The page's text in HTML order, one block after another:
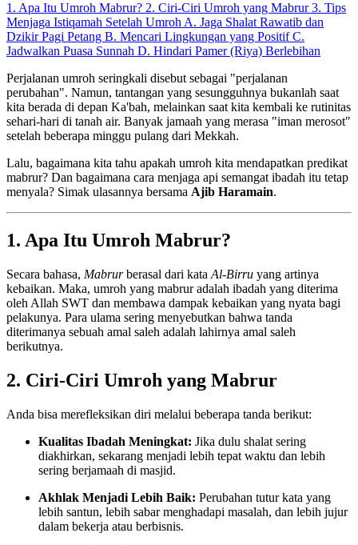
1. Apa Itu Umroh Mabrur? 2. Ciri-Ciri Umroh yang Mabrur3. Tips
Menjaga Istiqamah Setelah Umroh A. Jaga Shalat Rawatib dan
Dzikir Pagi Petang B. Mencari Lingkungan yang PositifC.
Jadwalkan Puasa Sunnah D. Hindari Pamer (Riya) Berlebihan
Perjalanan umroh seringkali disebut sebagai "perjalanan
perubahan". Namun, tantangan yang sesungguhnya bukanlah saat
kita berada di depan Ka'bah, melainkan saat kita kembali ke rutinitas
sehari-hari di tanah air. Banyak jamaah yang merasa "iman merosot"
setelah beberapa minggu pulang dari Mekkah.
Lalu, bagaimana kita tahu apakah umroh kita mendapatkan predikat
mabrur? Dan bagaimana cara menjaga api semangat ibadah itu tetap
menyala? Simak ulasannya bersama Ajib Haramain.
1. Apa Itu Umroh Mabrur?
Secara bahasa, Mabrurberasal dari kata Al-Birru yang artinya
kebaikan. Maka, umroh yang mabrur adalah ibadah yang diterima
oleh Allah SWT dan membawa dampak kebaikan yang nyata bagi
pelakunya. Para ulama sering menyebutkan bahwa tanda
diterimanya sebuah amal saleh adalah lahirnya amal saleh
berikutnya.
2. Ciri-Ciri Umroh yang Mabrur
Anda bisa merefleksikan diri melalui beberapa tanda berikut:
Kualitas Ibadah Meningkat: Jika dulu shalat sering
diakhirkan, sekarang menjadi lebih tepat waktu dan lebih
sering berjamaah di masjid.
Akhlak Menjadi Lebih Baik: Perubahan tutur kata yang
lebih santun, lebih sabar menghadapi masalah, dan lebih jujur
dalam bekerja atau berbisnis.